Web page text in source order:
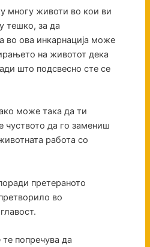
многу животи во кои ви
тешко, за да
во ова инкарнација може
на животот дека
што подсвесно сте се
може така да ти
чуството да го замениш
работа со
претераното
во
попречува да